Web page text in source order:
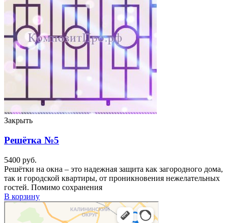
Закрыть
Решётка №5
5400 руб.
Решётки на окна – это надежная защита как загородного дома,
так и городской квартиры, от проникновения нежелательных
гостей. Помимо сохранения
В корзину